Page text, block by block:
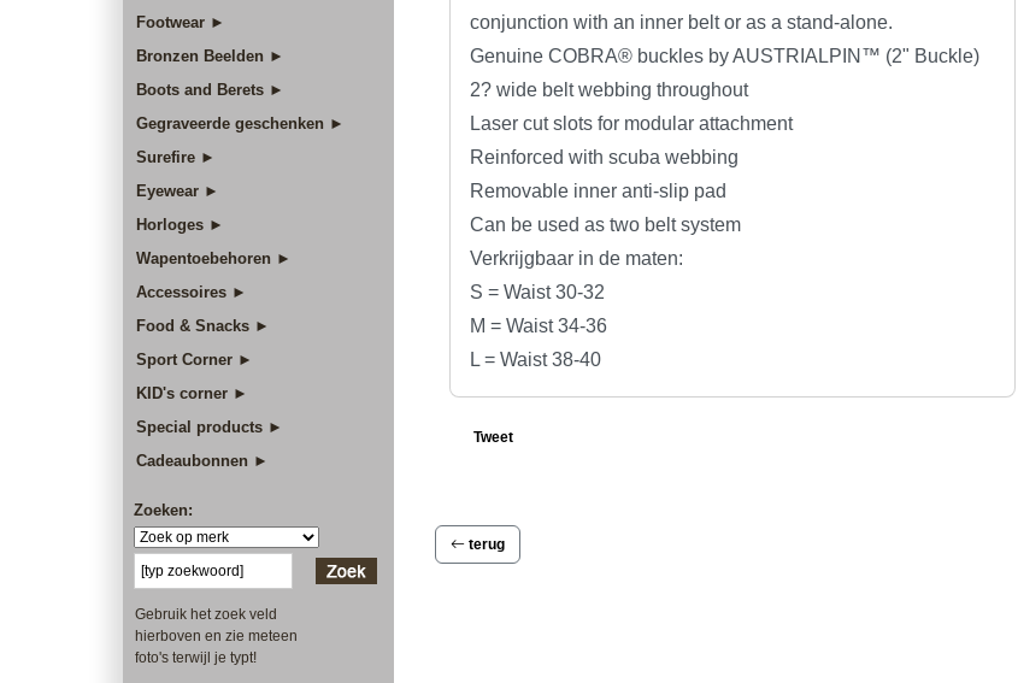
Footwear ►
Bronzen Beelden ►
Boots and Berets ►
Gegraveerde geschenken ►
Surefire ►
Eyewear ►
Horloges ►
Wapentoebehoren ►
Accessoires ►
Food & Snacks ►
Sport Corner ►
KID's corner ►
Special products ►
Cadeaubonnen ►
Zoeken:
Gebruik het zoek veld
hierboven en zie meteen
foto's terwijl je typt!
conjunction with an inner belt or as a stand-alone.
Genuine COBRA® buckles by AUSTRIALPIN™ (2" Buckle)
2? wide belt webbing throughout
Laser cut slots for modular attachment
Reinforced with scuba webbing
Removable inner anti-slip pad
Can be used as two belt system
Verkrijgbaar in de maten:
S = Waist 30-32
M = Waist 34-36
L = Waist 38-40
Tweet
terug